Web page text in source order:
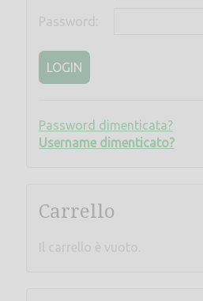
Password:
LOGIN
Password dimenticata?
Username dimenticato?
Carrello
Il carrello è vuoto.